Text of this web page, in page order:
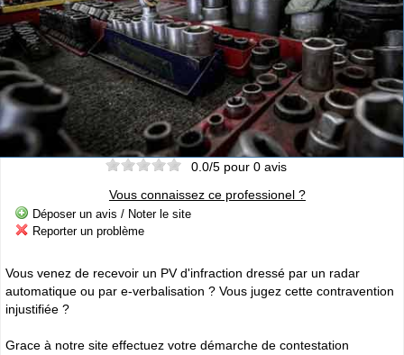
Cliquer sur la 1ere lettre du nom de votre ville pour voir notre
SÉLECTION d'adresses :
A (188) B(314) C(380) D(83) E(80) F(94) G (119)
H(52) (31) J(32) K(5) L (458) M
(295)
N (76)
O(47) P (227) Q(18) R(128) S(571) T(102) U(12)
V(201) W (22) X (1) Y(13)
ANNUAIRE MOTOS
Toutes les infos sur les marques de
Ou trouver un garageMOTOS ou SCOOTERS
»
Retrouvez toutes les informations pratiques pour les
MOTARDS
Envie de se mesurer aux autre ? toutes les infos sur la
compétition moto
Espace professionnelsMOTO
0.0/5 pour 0avis
Vous connaissez ce professionel ?
Déposer un avis / Noter le site
Reporter un problème
Vous venez de recevoir un PV d'infraction dressé par un radar
automatique ou par e-verbalisation ? Vous jugez cette contravention
injustifiée ?
Grace à notre site effectuez votre démarche de contestation